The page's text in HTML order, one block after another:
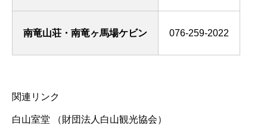
南竜山荘・南竜ヶ馬場ケビン 076-259-2022
関連リンク
白山室堂 （財団法人白山観光協会）